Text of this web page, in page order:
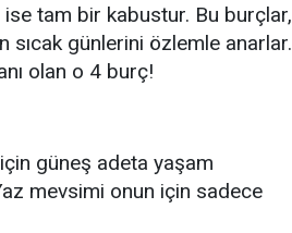
ise tam bir kabustur. Bu burçlar,
sıcak günlerini özlemle anarlar.
olan o 4 burç!
için güneş adeta yaşam
mevsimi onun için sadece